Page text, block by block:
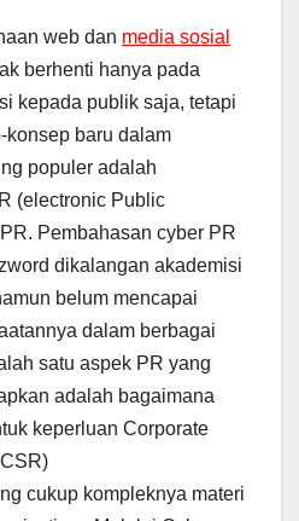
web dan media sosial
berhenti hanya pada
kepada publik saja, tetapi
konsep baru dalam
populer adalah
(electronic Public
Pembahasan cyber PR
dikalangan akademisi
belum mencapai
dalam berbagai
satu aspek PR yang
adalah bagaimana
keperluan Corporate
cukup kompleknya materi